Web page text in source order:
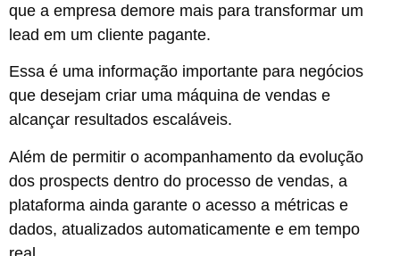
que a empresa demore mais para transformar um
lead em um cliente pagante.
Essa é uma informação importante para negócios
que desejam criar uma máquina de vendas e
alcançar resultados escaláveis.
Além de permitir o acompanhamento da evolução
dos prospects dentro do processo de vendas, a
plataforma ainda garante o acesso a métricas e
dados, atualizados automaticamente e em tempo